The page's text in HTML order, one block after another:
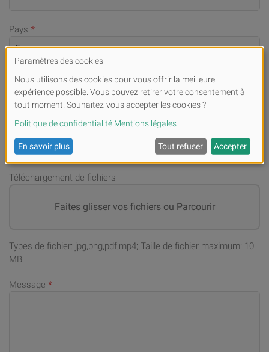
Pays *
Numéro de téléphone portable (en cas de demandes)
Adresse email*
Téléchargement de fichiers
Faites glisser vos fichiers ou Parcourir
Types de fichier: jpg,png,pdf,mp4; Taille de fichier maximum: 10
MB
Message *